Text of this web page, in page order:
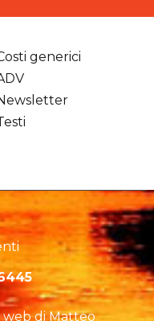
generici
web di Matteo